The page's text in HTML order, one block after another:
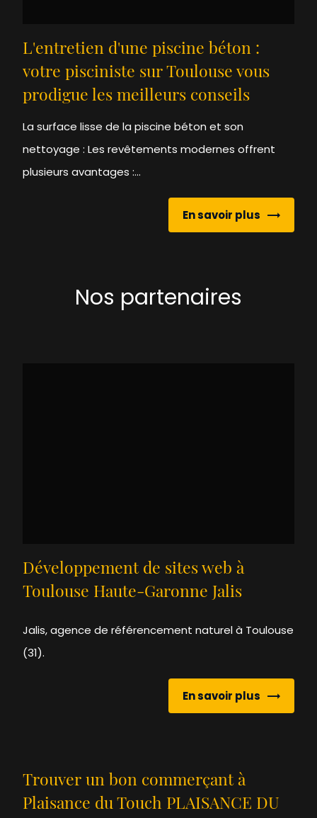
L'entretien d'une piscine béton :
votre pisciniste sur Toulouse vous
prodigue les meilleurs conseils
La surface lisse de la piscine béton et son
nettoyage : Les revêtements modernes offrent
plusieurs avantages :...
En savoir plus
Nos partenaires
Développement de sites web à
Toulouse Haute-Garonne Jalis
Jalis, agence de référencement naturel à Toulouse
(31).
En savoir plus
Trouver un bon commerçant à
Plaisance du Touch PLAISANCE DU